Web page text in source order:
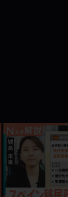
TBS NEWS
スペイン 非正規移